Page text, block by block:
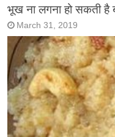
भूख ना लगना हो सकती है
March 31, 2019